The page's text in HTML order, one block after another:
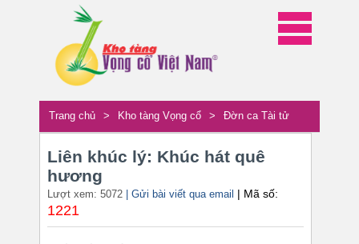
Trang chủ > Kho tàng Vọng cổ > Đờn ca Tài tử
Liên khúc lý: Khúc hát quê
hương
Lượt xem: 5072 | Gửi bài viết qua email | Mã số:
1221